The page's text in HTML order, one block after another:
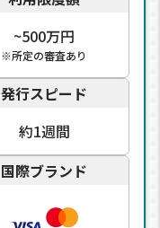
~500万円
※所定の審査あり
発行スピード
約1週間
国際ブランド